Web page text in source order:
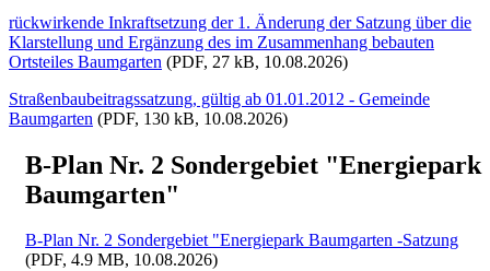
rückwirkende Inkraftsetzung der 1. Änderung der Satzung über die
Klarstellung und Ergänzung des im Zusammenhang bebauten
Ortsteiles Baumgarten (PDF, 27 kB, 10.08.2026)
Straßenbaubeitragssatzung, gültig ab 01.01.2012 - Gemeinde
Baumgarten (PDF, 130 kB, 10.08.2026)
B-Plan Nr. 2 Sondergebiet "Energiepark
Baumgarten"
B-Plan Nr. 2 Sondergebiet "Energiepark Baumgarten -Satzung
(PDF, 4.9 MB, 10.08.2026)